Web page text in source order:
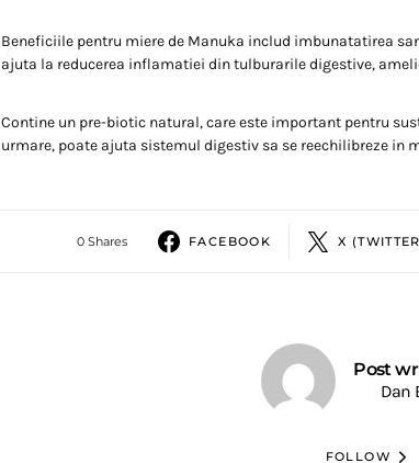
Beneficiile pentru miere de Manuka includ imbunatatirea
ajuta la reducerea inflamatiei din tulburarile digestive,
Contine un pre-biotic natural, care este important pentru
urmare, poate ajuta sistemul digestiv sa se reechilibreze in
0 Shares FACEBOOK X
Post
Dan
FOLLOW